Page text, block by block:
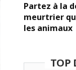
Partez à la
meurtrier
les animaux
TOP